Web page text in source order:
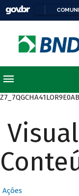
Ações